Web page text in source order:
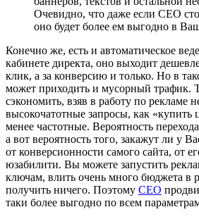
Очевидно, что даже если СЕО
оно будет более ем выгодно в
Конечно же, есть и автоматическое
кабинете директа, оно выходит
клик, а за конверсию и только. Но в
может приходить и мусорный трафик.
сэкономить, взяв в работу по рекламе
высокочатотные запросы, как «купить
менее частотные. Вероятность
а вот вероятность того, закажут ли у
от конверсионности самого сайта, от
юзабилити. Вы можете запустить
ключам, влить очень много бюджета в
получить ничего. Поэтому СЕО
таки более выгодно по всем